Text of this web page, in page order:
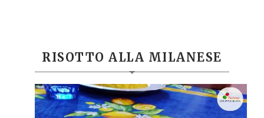
RISOTTO ALLA MILANESE